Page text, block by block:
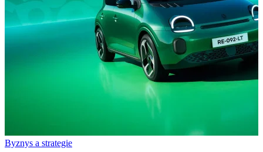
Byznys a strategie